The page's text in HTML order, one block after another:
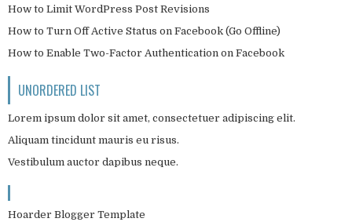
How to Limit WordPress Post Revisions
How to Turn Off Active Status on Facebook (Go Offline)
How to Enable Two-Factor Authentication on Facebook
UNORDERED LIST
Lorem ipsum dolor sit amet, consectetuer adipiscing elit.
Aliquam tincidunt mauris eu risus.
Vestibulum auctor dapibus neque.
Hoarder Blogger Template